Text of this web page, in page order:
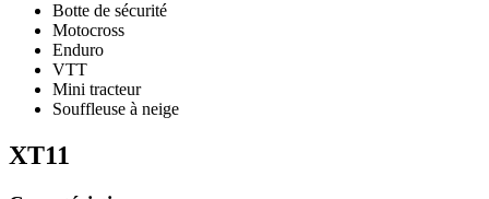
Botte de sécurité
Motocross
Enduro
VTT
Mini tracteur
Souffleuse à neige
XT11